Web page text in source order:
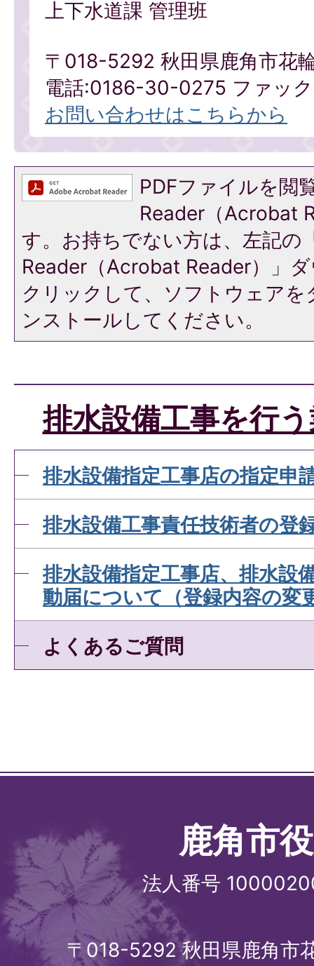
上下水道課 管理班
〒018-5292 秋田県鹿角市花
電話:0186-30-0275 ファッ
お問い合わせはこちらから
PDFファイルを閲
Reader（Acrobat
す。お持ちでない方は、左記の
Reader（Acrobat Reader）」
クリックして、ソフトウェア
ンストールしてください。
排水設備工事を行
排水設備指定工事店の指定申
排水設備工事責任技術者の登
排水設備指定工事店、排水設
動届について（登録内容の変
よくあるご質問
鹿角市
法人番号
〒018-5292 秋田県鹿角市